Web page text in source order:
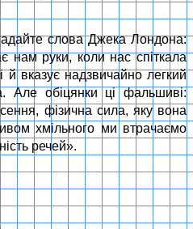
слова Джека Лондона:
нам руки, коли нас спiткала
вказує надзвичайно легкий
Але обiцянки цi фальшивi:
фiзична сила, яку вона
хмiльного ми втрачаємо
речей».